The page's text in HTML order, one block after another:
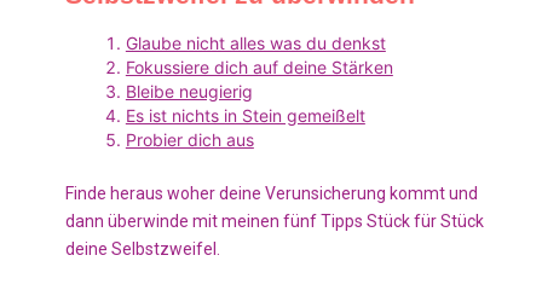
Glaube nicht alles was du denkst
Fokussiere dich auf deine Stärken
Bleibe neugierig
Es ist nichts in Stein gemeißelt
Probier dich aus
Finde heraus woher deine Verunsicherung kommt und
dann überwinde mit meinen fünf Tipps Stück für Stück
deine Selbstzweifel.